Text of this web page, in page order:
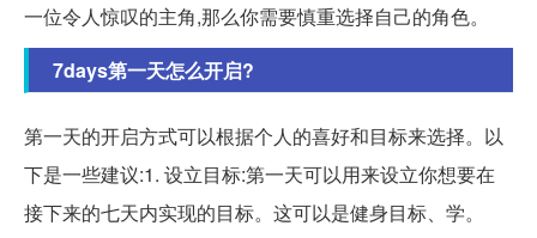
一位令人惊叹的主角,那么你需要慎重选择自己的角色。
7days第一天怎么开启?
第一天的开启方式可以根据个人的喜好和目标来选择。以
下是一些建议:1. 设立目标:第一天可以用来设立你想要在
接下来的七天内实现的目标。这可以是健身目标、学。